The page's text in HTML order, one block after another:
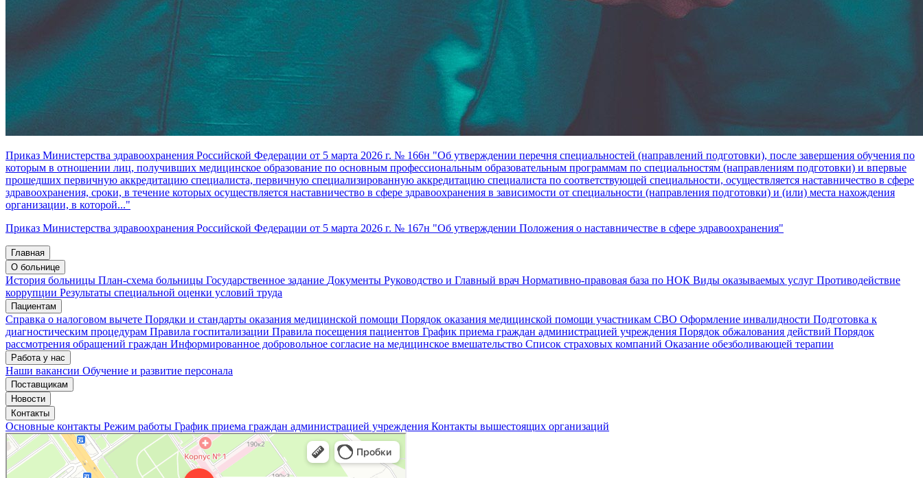
Приказ Министерства здравоохранения Российской Федерации от 5 марта 2026 г. № 166н "Об утверждении перечня специальностей (направлений подготовки), после завершения обучения по
которым в отношении лиц, получивших медицинское образование по основным профессиональным образовательным программам по специальностям (направлениям подготовки) и впервые
прошедших первичную аккредитацию специалиста, первичную специализированную аккредитацию специалиста по соответствующей специальности, осуществляется наставничество в сфере
здравоохранения, сроки, в течение которых осуществляется наставничество в сфере здравоохранения в зависимости от специальности (направления подготовки) и (или) места нахождения
организации, в которой..."
Приказ Министерства здравоохранения Российской Федерации от 5 марта 2026 г. № 167н "Об утверждении Положения о наставничестве в сфере здравоохранения"
Главная
О больнице
История больницы План-схема больницы Государственное задание Документы Руководство и Главный врач Нормативно-правовая база по НОК Виды оказываемых услуг Противодействие
коррупции Результаты специальной оценки условий труда
Пациентам
Справка о налоговом вычете Порядки и стандарты оказания медицинской помощи Порядок оказания медицинской помощи участникам СВО Оформление инвалидности Подготовка к
диагностическим процедурам Правила госпитализации Правила посещения пациентов График приема граждан администрацией учреждения Порядок обжалования действий Порядок
рассмотрения обращений граждан Информированное добровольное согласие на медицинское вмешательство Список страховых компаний Оказание обезболивающей терапии
Работа у нас
Наши вакансии Обучение и развитие персонала
Поставщикам
Новости
Контакты
Основные контакты Режим работы График приема граждан администрацией учреждения Контакты вышестоящих организаций
«Нижегородская областная клиническая больница имени Н.А. Семашко»
Отделение больницы, госпиталя в Нижнем Новгороде
Больница для взрослых в Нижнем Новгороде